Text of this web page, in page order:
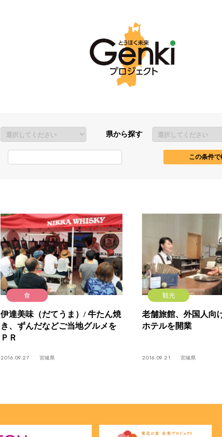
県から探す
食
伊達美味（だてうま）/ 牛たん焼
き、ずんだなどご当地グルメを
ＰＲ
2016.09.27 宮城県
観光
老舗旅館、外国人向
ホテルを開業
2016.09.21 宮城県